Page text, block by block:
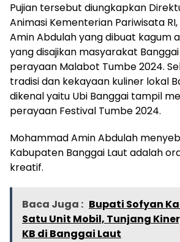
Pujian tersebut diungkapkan
Animasi Kementerian Pariwisata
Amin Abdulah yang dibuat kagum
yang disajikan masyarakat
perayaan Malabot Tumbe 2024.
tradisi dan kekayaan kuliner lokal
dikenal yaitu Ubi Banggai tampil
perayaan Festival Tumbe 2024.
Mohammad Amin Abdulah
Kabupaten Banggai Laut adalah
kreatif.
Baca Juga : Bupati Sofyan
Satu Unit Mobil, Tunjang
KB di Banggai Laut